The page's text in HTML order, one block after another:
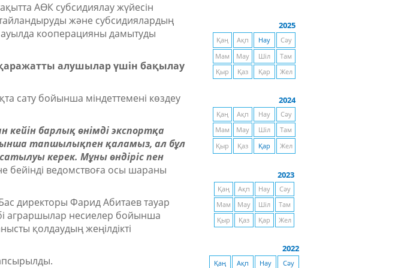
АӨК субсидиялау жүйесін
және субсидиялардың
кооперацияны дамытуды
алушылар үшін бақылау
сату бойынша міндеттемені көздеу
кейін барлық өнімді экспортқа
тапшылықпен қаламыз, ал бұл
керек. Мұны өндіріс пен
бейінді ведомствоға осы шараны
директоры Фарид Абитаев тауар
аграршылар несиелер бойынша
қолдаудың жеңілдікті
2025
Қаң Ақп Нау
Сәу
Мам
Мау Шіл
Там
Қыр
Қаз Қар Жел
2024
Қаң Ақп Нау
Сәу
Мам
Мау Шіл
Там
Қыр
Қаз Қар Жел
2023
Қаң Ақп Нау
Сәу
Мам
Мау Шіл
Там
Қыр
Қаз Қар Жел
2022
Қаң Ақп Нау
Сәу